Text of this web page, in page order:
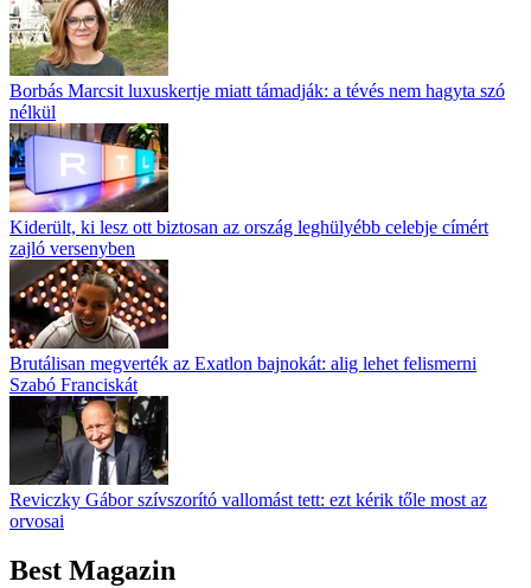
Borbás Marcsit luxuskertje miatt támadják: a tévés nem hagyta szó
nélkül
Kiderült, ki lesz ott biztosan az ország leghülyébb celebje címért
zajló versenyben
Brutálisan megverték az Exatlon bajnokát: alig lehet felismerni
Szabó Franciskát
Reviczky Gábor szívszorító vallomást tett: ezt kérik tőle most az
orvosai
Best Magazin